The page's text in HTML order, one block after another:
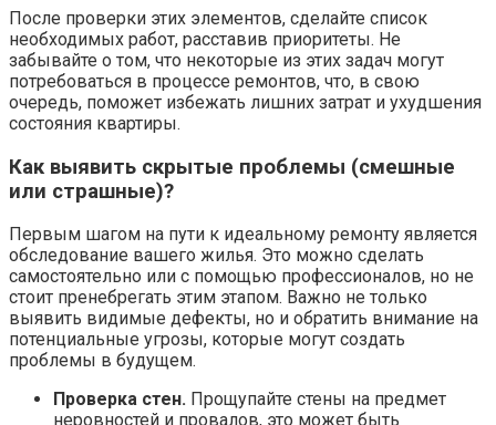
После проверки этих элементов, сделайте список
необходимых работ, расставив приоритеты. Не
забывайте о том, что некоторые из этих задач могут
потребоваться в процессе ремонтов, что, в свою
очередь, поможет избежать лишних затрат и ухудшения
состояния квартиры.
Как выявить скрытые проблемы (смешные
или страшные)?
Первым шагом на пути к идеальному ремонту является
обследование вашего жилья. Это можно сделать
самостоятельно или с помощью профессионалов, но не
стоит пренебрегать этим этапом. Важно не только
выявить видимые дефекты, но и обратить внимание на
потенциальные угрозы, которые могут создать
проблемы в будущем.
Проверка стен. Прощупайте стены на предмет
неровностей и провалов, это может быть